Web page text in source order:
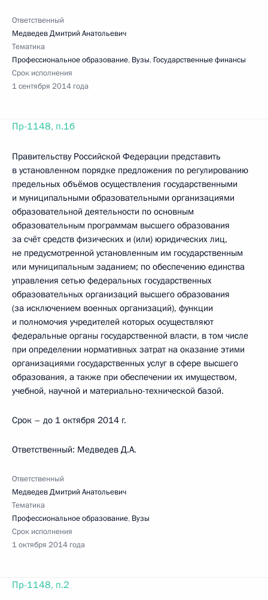
Ответственный
Медведев Дмитрий Анатольевич
Тематика
Профессиональное образование, Вузы, Государственные финансы
Срок исполнения
1 сентября 2014 года
Пр-1148, п.1б
Правительству Российской Федерации представить
в установленном порядке предложения по регулированию
предельных объёмов осуществления государственными
и муниципальными образовательными организациями
образовательной деятельности по основным
образовательным программам высшего образования
за счёт средств физических и (или) юридических лиц,
не предусмотренной установленным им государственным
или муниципальным заданием; по обеспечению единства
управления сетью федеральных государственных
образовательных организаций высшего образования
(за исключением военных организаций), функции
и полномочия учредителей которых осуществляют
федеральные органы государственной власти, в том числе
при определении нормативных затрат на оказание этими
организациями государственных услуг в сфере высшего
образования, а также при обеспечении их имуществом,
учебной, научной и материально-технической базой.
Срок – до 1 октября 2014 г.
Ответственный: Медведев Д.А.
Ответственный
Медведев Дмитрий Анатольевич
Тематика
Профессиональное образование, Вузы
Срок исполнения
1 октября 2014 года
Пр-1148, п.2